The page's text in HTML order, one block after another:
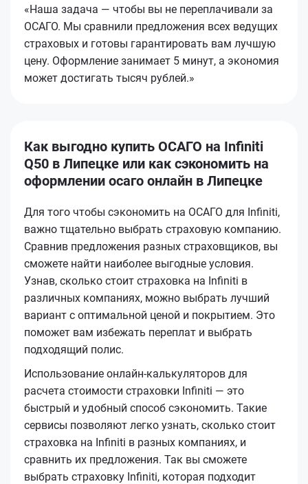
«Наша задача — чтобы вы не переплачивали за
ОСАГО. Мы сравнили предложения всех ведущих
страховых и готовы гарантировать вам лучшую
цену. Оформление занимает 5 минут, а экономия
может достигать тысяч рублей.»
Как выгодно купить ОСАГО на Infiniti
Q50 в Липецке или как сэкономить на
оформлении осаго онлайн в Липецке
Для того чтобы сэкономить на ОСАГО для Infiniti,
важно тщательно выбрать страховую компанию.
Сравнив предложения разных страховщиков, вы
сможете найти наиболее выгодные условия.
Узнав, сколько стоит страховка на Infiniti в
различных компаниях, можно выбрать лучший
вариант с оптимальной ценой и покрытием. Это
поможет вам избежать переплат и выбрать
подходящий полис.
Использование онлайн-калькуляторов для
расчета стоимости страховки Infiniti — это
быстрый и удобный способ сэкономить. Такие
сервисы позволяют легко узнать, сколько стоит
страховка на Infiniti в разных компаниях, и
сравнить их предложения. Так вы сможете
выбрать страховку Infiniti, которая подходит